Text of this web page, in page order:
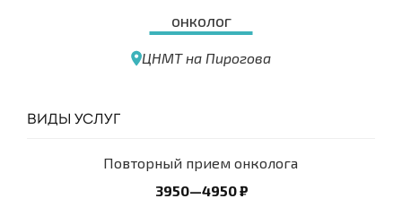
онколог
ЦНМТ на Пирогова
ВИДЫ УСЛУГ
Повторный прием онколога
3950—4950 ₽